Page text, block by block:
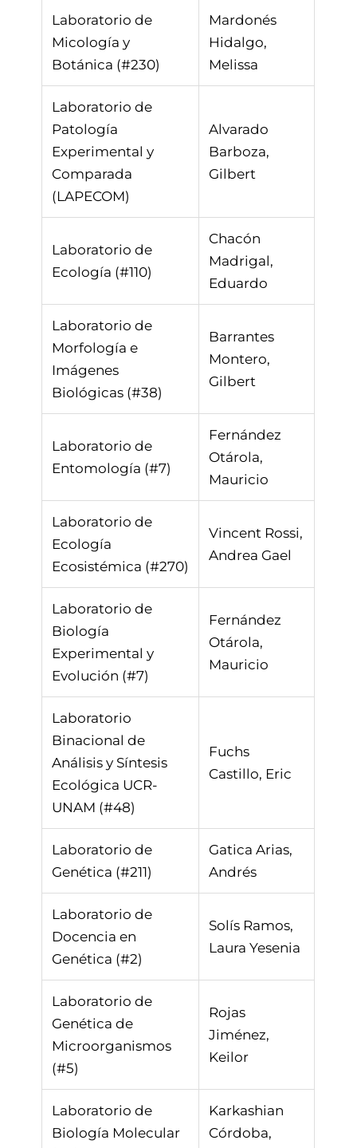
Laboratorio de
Micología y
Botánica (#230)
Mardonés
Hidalgo,
Melissa
Laboratorio de
Patología
Experimental y
Comparada
(LAPECOM)
Alvarado
Barboza,
Gilbert
Laboratorio de
Ecología (#110)
Chacón
Madrigal,
Eduardo
Laboratorio de
Morfología e
Imágenes
Biológicas (#38)
Barrantes
Montero,
Gilbert
Laboratorio de
Entomología (#7)
Fernández
Otárola,
Mauricio
Laboratorio de
Ecología
Ecosistémica (#270)
Vincent Rossi,
Andrea Gael
Laboratorio de
Biología
Experimental y
Evolución (#7)
Fernández
Otárola,
Mauricio
Laboratorio
Binacional de
Análisis y Síntesis
Ecológica UCR-
UNAM (#48)
Fuchs
Castillo, Eric
Laboratorio de
Genética (#211)
Gatica Arias,
Andrés
Laboratorio de
Docencia en
Genética (#2)
Solís Ramos,
Laura Yesenia
Laboratorio de
Genética de
Microorganismos
(#5)
Rojas
Jiménez,
Keilor
Laboratorio de
Biología Molecular
Karkashian
Córdoba,